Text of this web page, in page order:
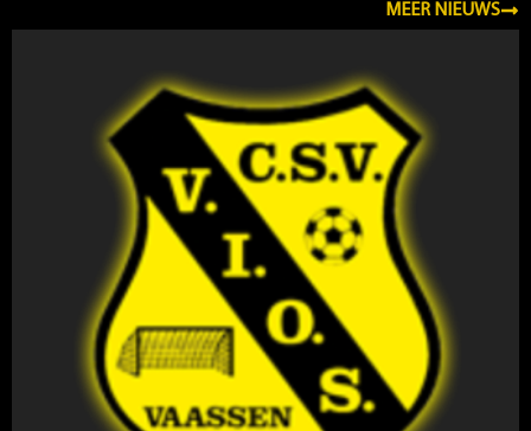
MEER NIEUWS